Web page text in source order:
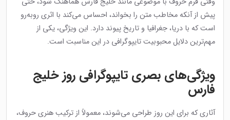
پیش از آنکه مخاطب متن را بخواند، احساس می‌کند با اثری روبه‌رو
است که با دریا، جغرافیا و تاریخ پیوند دارد. این ویژگی، یکی از
مهم‌ترین دلایل محبوبیت تایپوگرافی در این مناسبت است.
ویژگی‌های بصری تایپوگرافی روز خلیج
فارس
آثاری که برای این روز طراحی می‌شوند، معمولاً از ترکیب هنری حروف،